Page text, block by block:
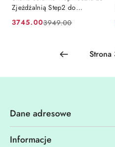
Zjeżdżalnią Step2 do
Cena
3745.00
Cena
3949.00
Dane adresowe
Informacje